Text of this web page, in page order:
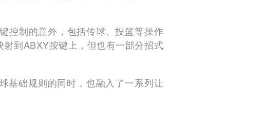
控制的意外，包括传球、投篮等操作
到ABXY按键上，但也有一部分招式
基础规则的同时，也融入了一系列让